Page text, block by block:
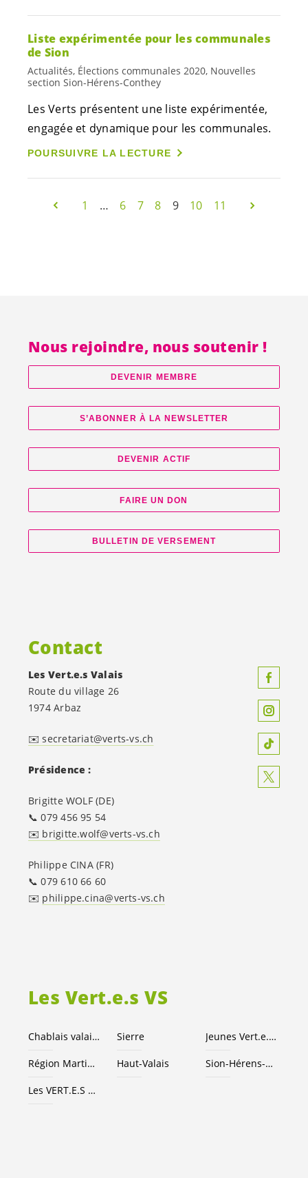
Liste expérimentée pour les communales
de Sion
Actualités, Élections communales 2020, Nouvelles
section Sion-Hérens-Conthey
Les Verts présentent une liste expérimentée,
engagée et dynamique pour les communales.
POURSUIVRE LA LECTURE
1 … 6 7 8 9 10 11
Nous rejoindre, nous soutenir !
DEVENIR MEMBRE
S’ABONNER À LA NEWSLETTER
DEVENIR ACTIF
FAIRE UN DON
BULLETIN DE VERSEMENT
Contact
Les Vert.e.s Valais
Route du village 26
1974 Arbaz
✉️ secretariat@verts-vs.ch
Présidence :
Brigitte WOLF (DE)
📞 079 456 95 54
✉️ brigitte.wolf@verts-vs.ch
Philippe CINA (FR)
📞 079 610 66 60
✉️ philippe.cina@verts-vs.ch
Les Vert.e.s VS
Chablais valaisan Sierre Jeunes Vert.e.x.s
Région Martigny Haut-Valais Sion-Hérens-Conthey
Les VERT.E.S